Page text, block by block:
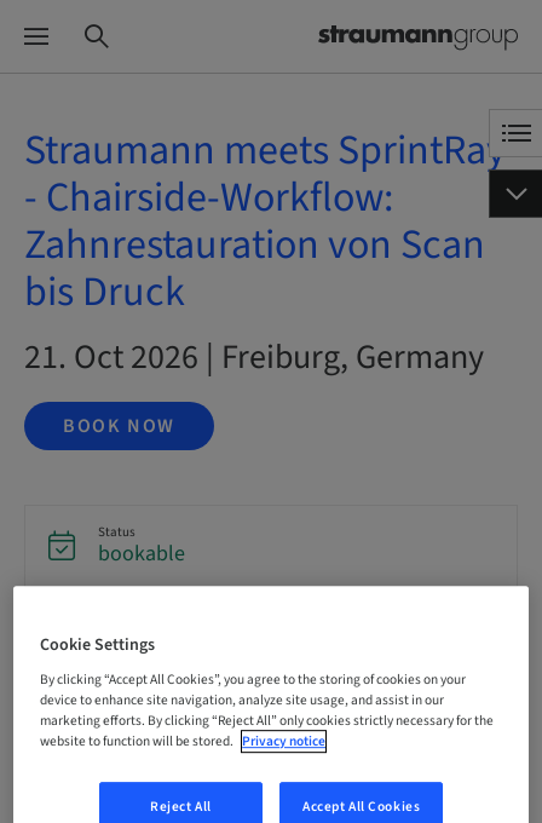
Straumann meets SprintRay
- Chairside-Workflow:
Zahnrestauration von Scan
bis Druck
21. Oct 2026 | Freiburg, Germany
BOOK NOW
Status
bookable
21. Oct 2026 (UTC+1)
Language
German
Cookie Settings
By clicking “Accept All Cookies”, you agree to the storing of cookies on your
device to enhance site navigation, analyze site usage, and assist in our
marketing efforts. By clicking “Reject All” only cookies strictly necessary for the
website to function will be stored. Privacy notice
Reject All Accept All Cookies